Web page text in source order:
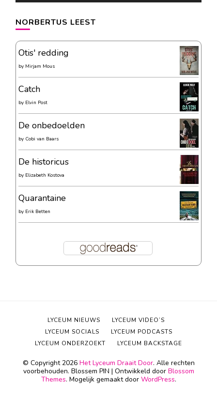
NORBERTUS LEEST
Otis' redding
by Mirjam Mous
Catch
by Elvin Post
De onbedoelden
by Cobi van Baars
De historicus
by Elizabeth Kostova
Quarantaine
by Erik Betten
© Copyright 2026 Het Lyceum Draait Door. Alle rechten
voorbehouden. Blossem PIN | Ontwikkeld door Blossom
Themes. Mogelijk gemaakt door WordPress.
LYCEUM NIEUWS
LYCEUM VIDEO’S
LYCEUM SOCIALS
LYCEUM PODCASTS
LYCEUM ONDERZOEKT
LYCEUM BACKSTAGE